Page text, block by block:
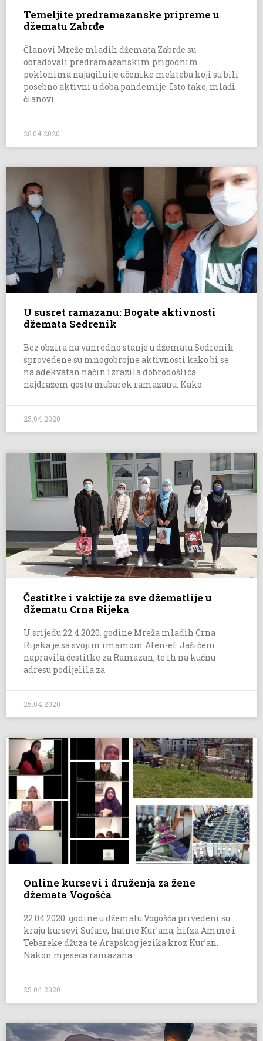
Temeljite predramazanske pripreme u
džematu Zabrđe
Članovi Mreže mladih džemata Zabrđe su
obradovali predramazanskim prigodnim
poklonima najagilnije učenike mekteba koji su bili
posebno aktivni u doba pandemije. Isto tako, mlađi
članovi
26.04.2020
U susret ramazanu: Bogate aktivnosti
džemata Sedrenik
Bez obzira na vanredno stanje u džematu Sedrenik
sprovedene su mnogobrojne aktivnosti kako bi se
na adekvatan način izrazila dobrodošlica
najdražem gostu mubarek ramazanu. Kako
25.04.2020
Čestitke i vaktije za sve džematlije u
džematu Crna Rijeka
U srijedu 22.4.2020. godine Mreža mladih Crna
Rijeka je sa svojim imamom Alen-ef. Jašićem
napravila čestitke za Ramazan, te ih na kućnu
adresu podijelila za
25.04.2020
Online kursevi i druženja za žene
džemata Vogošća
22.04.2020. godine u džematu Vogošća privedeni su
kraju kursevi Sufare, hatme Kur’ana, hifza Amme i
Tebareke džuza te Arapskog jezika kroz Kur’an.
Nakon mjeseca ramazana
25.04.2020